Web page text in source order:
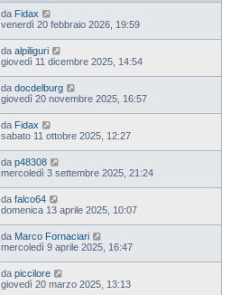
da Fidax
venerdì 20 febbraio 2026, 19:59
da alpiliguri
giovedì 11 dicembre 2025, 14:54
da docdelburg
giovedì 20 novembre 2025, 16:57
da Fidax
sabato 11 ottobre 2025, 12:27
da p48308
mercoledì 3 settembre 2025, 21:24
da falco64
domenica 13 aprile 2025, 10:07
da Marco Fornaciari
mercoledì 9 aprile 2025, 16:47
da piccilore
giovedì 20 marzo 2025, 13:13